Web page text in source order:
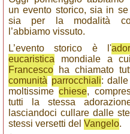
un evento storico, sia in se
sia per la modalità
l’abbiamo vissuto.
L’evento storico è l'
eucaristica mondiale a
Francesco ha chiamato
comunità parrocchiali:
moltissimechiese,
tutti la stessa
lasciandoci cullare dalle
stessi versetti del Vangelo.